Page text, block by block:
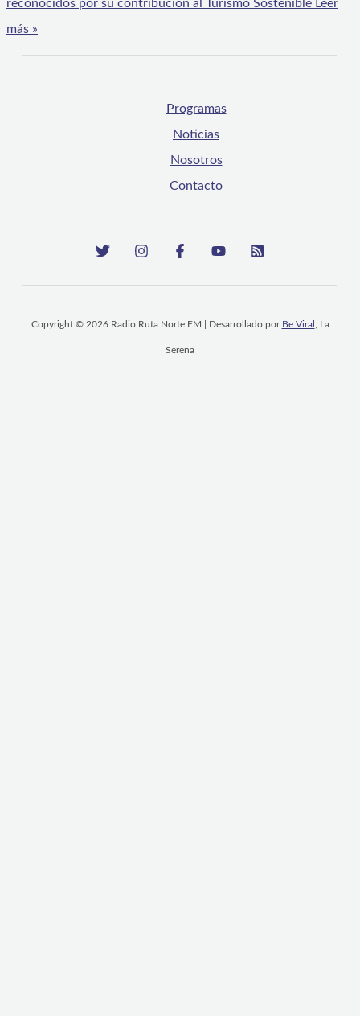
reconocidos por su contribución al Turismo Sostenible Leer
más »
Programas
Noticias
Nosotros
Contacto
Copyright © 2026 Radio Ruta Norte FM | Desarrollado por Be Viral , La
Serena